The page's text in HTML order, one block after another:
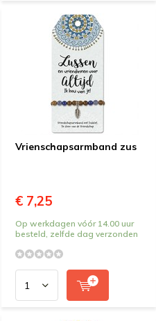
Vrienschapsarmband zus
€ 7,25
Op werkdagen vóór 14.00 uur
besteld, zelfde dag verzonden